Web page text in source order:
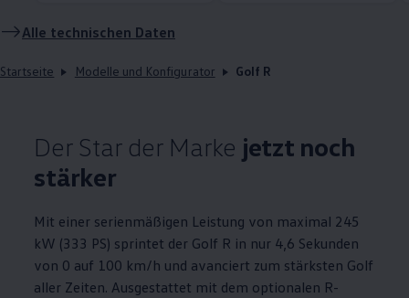
Alle technischen Daten
Startseite Modelle und Konfigurator Golf R
Der Star der Marke jetzt noch
stärker
Mit einer serienmäßigen Leistung von maximal 245
kW (333 PS) sprintet der Golf R in nur 4,6 Sekunden
von 0 auf 100 km/h und avanciert zum stärksten Golf
aller Zeiten. Ausgestattet mit dem optionalen R-